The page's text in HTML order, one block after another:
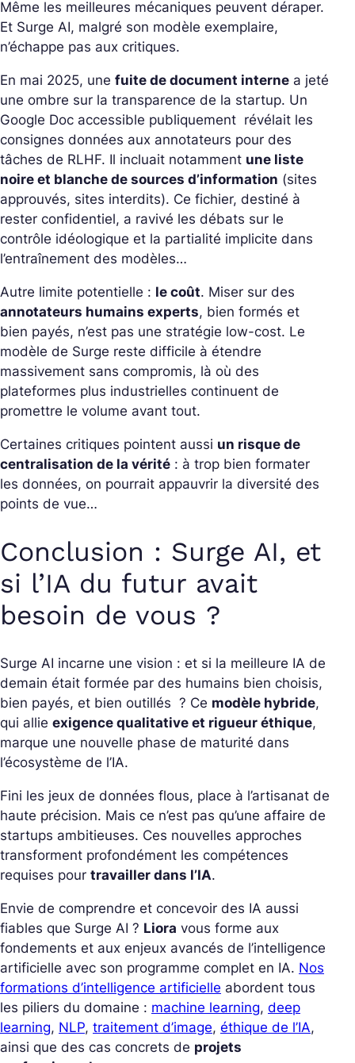
Même les meilleures mécaniques peuvent déraper.
Et Surge AI, malgré son modèle exemplaire,
n’échappe pas aux critiques.
En mai 2025, une fuite de document interne a jeté
une ombre sur la transparence de la startup. Un
Google Doc accessible publiquement révélait les
consignes données aux annotateurs pour des
tâches de RLHF. Il incluait notamment une liste
noire et blanche de sources d’information (sites
approuvés, sites interdits). Ce fichier, destiné à
rester confidentiel, a ravivé les débats sur le
contrôle idéologique et la partialité implicite dans
l’entraînement des modèles…
Autre limite potentielle : le coût. Miser sur des
annotateurs humains experts, bien formés et
bien payés, n’est pas une stratégie low-cost. Le
modèle de Surge reste difficile à étendre
massivement sans compromis, là où des
plateformes plus industrielles continuent de
promettre le volume avant tout.
Certaines critiques pointent aussi un risque de
centralisation de la vérité : à trop bien formater
les données, on pourrait appauvrir la diversité des
points de vue…
Conclusion : Surge AI, et
si l’IA du futur avait
besoin de vous ?
Surge AI incarne une vision : et si la meilleure IA de
demain était formée par des humains bien choisis,
bien payés, et bien outillés ? Ce modèle hybride,
qui allie exigence qualitative et rigueur éthique,
marque une nouvelle phase de maturité dans
l’écosystème de l’IA.
Fini les jeux de données flous, place à l’artisanat de
haute précision. Mais ce n’est pas qu’une affaire de
startups ambitieuses. Ces nouvelles approches
transforment profondément les compétences
requises pour travailler dans l’IA.
Envie de comprendre et concevoir des IA aussi
fiables que Surge AI ? Liora vous forme aux
fondements et aux enjeux avancés de l’intelligence
artificielle avec son programme complet en IA. Nos
formations d’intelligence artificielle abordent tous
les piliers du domaine : machine learning, deep
learning, NLP, traitement d’image, éthique de l’IA,
ainsi que des cas concrets de projets